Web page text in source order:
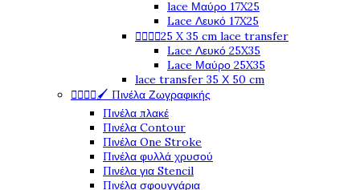
lace Μαύρο 17X25
Lace Λευκό 17X25
25 X 35 cm lace transfer
Lace Λευκό 25X35
Lace Μαύρο 25X35
lace transfer 35 Χ 50 cm
🖌️ Πινέλα Ζωγραφικής
Πινέλα πλακέ
Πινέλα Contour
Πινέλα One Stroke
Πινέλα φυλλά χρυσού
Πινέλα για Stencil
Πινέλα σφουγγάρια